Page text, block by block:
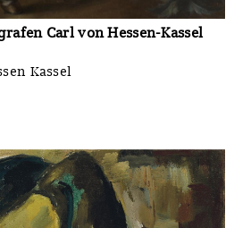
Carl von Hessen-Kassel
Kassel